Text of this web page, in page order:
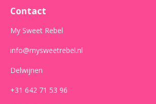
k
r
a
m
Contact
My Sweet Rebel
info@mysweetrebel.nl
Delwijnen
+31 642 71 53 96